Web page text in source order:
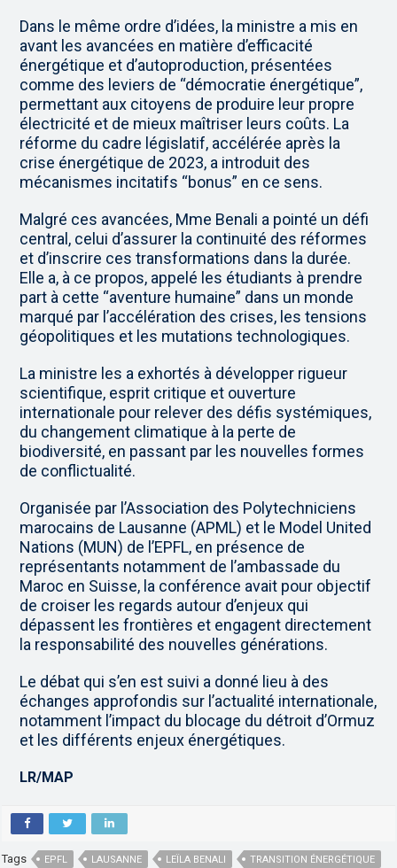
Dans le même ordre d’idées, la ministre a mis en
avant les avancées en matière d’efficacité
énergétique et d’autoproduction, présentées
comme des leviers de “démocratie énergétique”,
permettant aux citoyens de produire leur propre
électricité et de mieux maîtriser leurs coûts. La
réforme du cadre législatif, accélérée après la
crise énergétique de 2023, a introduit des
mécanismes incitatifs “bonus” en ce sens.
Malgré ces avancées, Mme Benali a pointé un défi
central, celui d’assurer la continuité des réformes
et d’inscrire ces transformations dans la durée.
Elle a, à ce propos, appelé les étudiants à prendre
part à cette “aventure humaine” dans un monde
marqué par l’accélération des crises, les tensions
géopolitiques et les mutations technologiques.
La ministre les a exhortés à développer rigueur
scientifique, esprit critique et ouverture
internationale pour relever des défis systémiques,
du changement climatique à la perte de
biodiversité, en passant par les nouvelles formes
de conflictualité.
Organisée par l’Association des Polytechniciens
marocains de Lausanne (APML) et le Model United
Nations (MUN) de l’EPFL, en présence de
représentants notamment de l’ambassade du
Maroc en Suisse, la conférence avait pour objectif
de croiser les regards autour d’enjeux qui
dépassent les frontières et engagent directement
la responsabilité des nouvelles générations.
Le débat qui s’en est suivi a donné lieu à des
échanges approfondis sur l’actualité internationale,
notamment l’impact du blocage du détroit d’Ormuz
et les différents enjeux énergétiques.
LR/MAP
Tags EPFL LAUSANNE LEÏLA BENALI TRANSITION ÉNERGÉTIQUE